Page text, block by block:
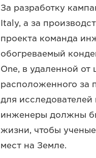
За разработку
Italy, а за
проекта команда
обогреваемый
One, в удаленной от
расположенного за
для исследователей
инженеры должны
жизни, чтобы
мест на Земле.